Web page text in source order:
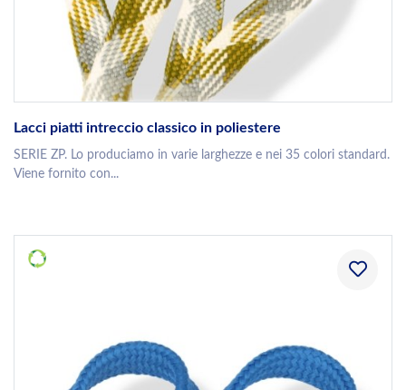
Lacci piatti intreccio classico in poliestere
SERIE ZP. Lo produciamo in varie larghezze e nei 35 colori standard.
Viene fornito con...